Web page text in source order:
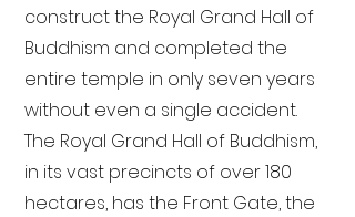
construct the Royal Grand Hall of
Buddhism and completed the
entire temple in only seven years
without even a single accident.
The Royal Grand Hall of Buddhism,
in its vast precincts of over 180
hectares, has the Front Gate, the